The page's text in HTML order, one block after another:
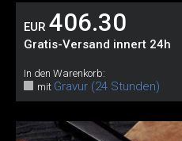
EUR 406.30
Gratis-Versand innert 24h
In den Warenkorb:
mit Gravur (24 Stunden)